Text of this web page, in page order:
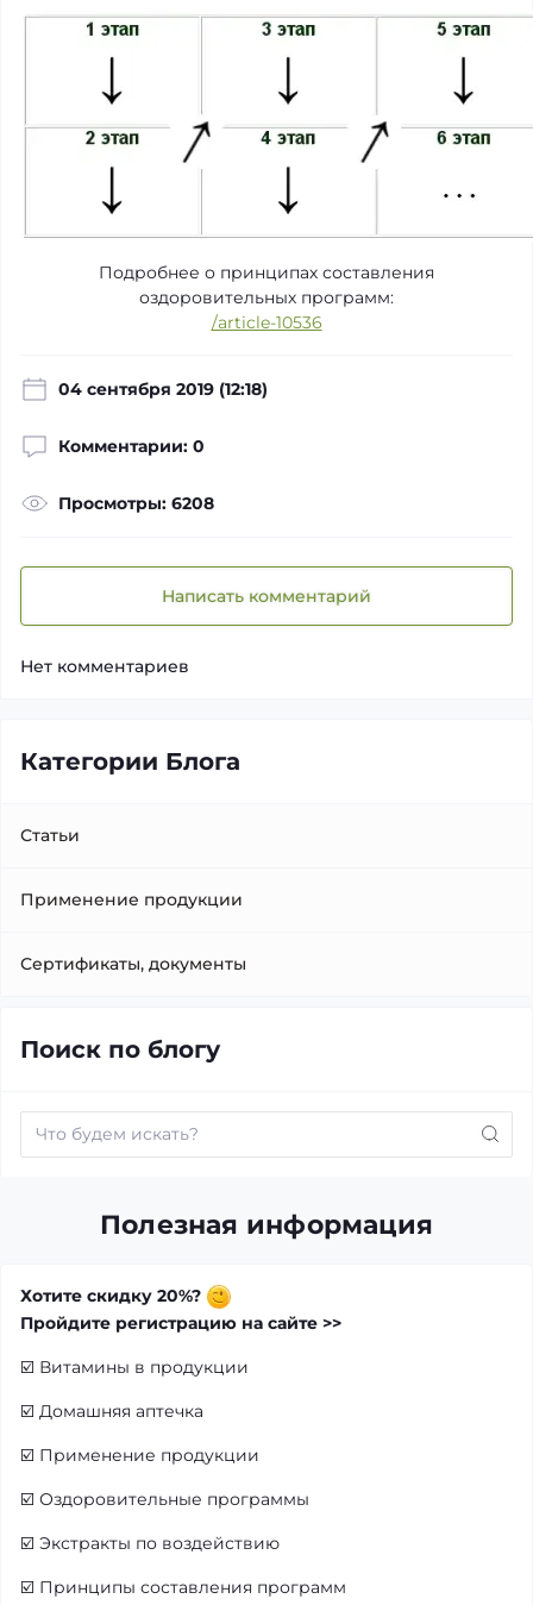
Подробнее о принципах составления
оздоровительных программ:
/article-10536
04 сентября 2019 (12:18)
Комментарии: 0
Просмотры: 6208
Написать комментарий
Нет комментариев
Категории Блога
Статьи
Применение продукции
Сертификаты, документы
Поиск по блогу
Полезная информация
Хотите скидку 20%?
Пройдите регистрацию на сайте >>
☑️ Витамины в продукции
☑️ Домашняя аптечка
☑️ Применение продукции
☑️ Оздоровительные программы
☑️ Экстракты по воздействию
☑️ Принципы составления программ